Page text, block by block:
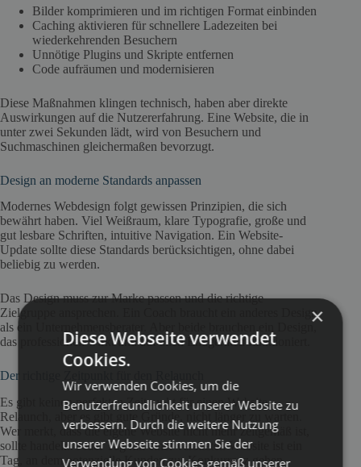
Bilder komprimieren und im richtigen Format einbinden
Caching aktivieren für schnellere Ladezeiten bei
wiederkehrenden Besuchern
Unnötige Plugins und Skripte entfernen
Code aufräumen und modernisieren
Diese Maßnahmen klingen technisch, haben aber direkte
Auswirkungen auf die Nutzererfahrung. Eine Website, die in
unter zwei Sekunden lädt, wird von Besuchern und
Suchmaschinen gleichermaßen bevorzugt.
Design an moderne Standards anpassen
Modernes Webdesign folgt gewissen Prinzipien, die sich
bewährt haben. Viel Weißraum, klare Typografie, große und
gut lesbare Schriften, intuitive Navigation. Ein Website-
Update sollte diese Standards berücksichtigen, ohne dabei
beliebig zu werden.
Das Design muss zur Marke passen und die richtige
Zielgruppe ansprechen. Ein Coach braucht ein anderes Design
als ein Unternehmensberater. Aber beide brauchen ein Design,
das professionell wirkt und auf allen Endgeräten funktioniert.
Der richtige Zeitpunkt für den Relaunch
Es gibt keinen perfekten Zeitpunkt für einen Website-
Relaunch, aber es gibt gute Gründe, nicht länger zu warten.
Wer merkt, dass die eigene Website nicht mehr zeitgemäß ist,
sollte handeln. Jeder Tag mit einer veralteten Website ist ein
Tag, an dem potenzielle Kunden zur Konkurrenz gehen.
×
Diese Webseite verwendet
Cookies.
Wir verwenden Cookies, um die
Benutzerfreundlichkeit unserer Website zu
verbessern. Durch die weitere Nutzung
unserer Webseite stimmen Sie der
Verwendung von Cookies gemäß unserer